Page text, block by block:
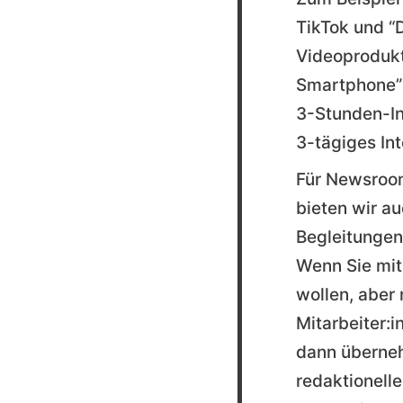
TikTok und
3-Stunden-
3-tägiges
Für
bieten wir
Wenn Sie
wollen, aber
dann